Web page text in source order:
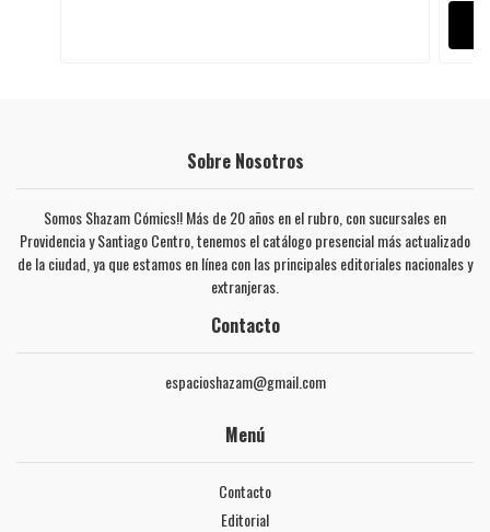
Sobre Nosotros
Somos Shazam Cómics!! Más de 20 años en el rubro, con sucursales en
Providencia y Santiago Centro, tenemos el catálogo presencial más actualizado
de la ciudad, ya que estamos en línea con las principales editoriales nacionales y
extranjeras.
Contacto
espacioshazam@gmail.com
Menú
Contacto
Editorial